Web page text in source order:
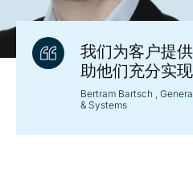
我们为客户提
助他们充分实现
Bertram Bartsch ,
& Systems